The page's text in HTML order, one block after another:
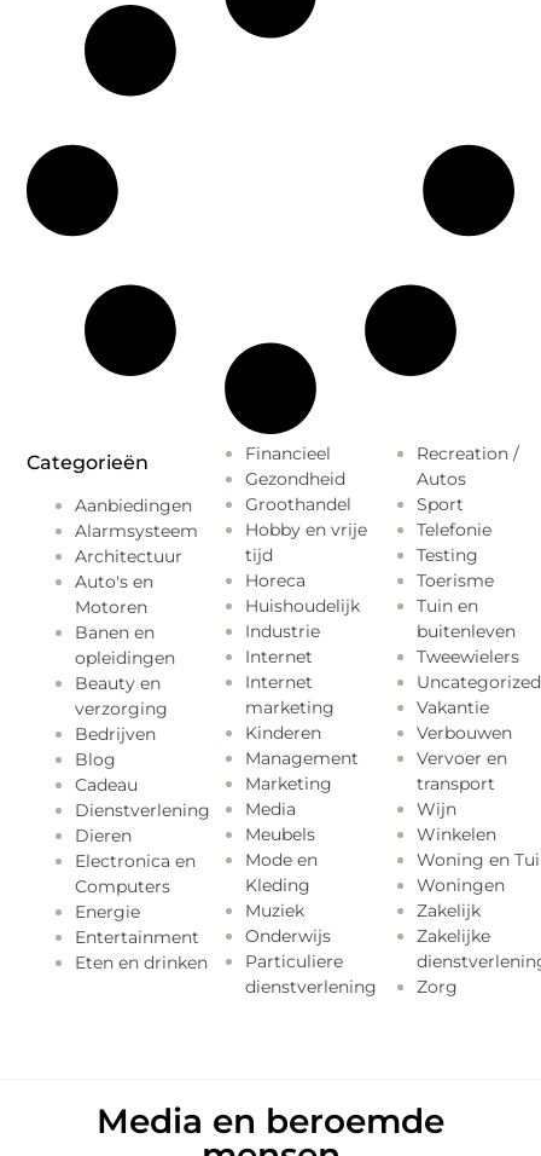
Categorieën
Aanbiedingen
Alarmsysteem
Architectuur
Auto's en
Motoren
Banen en
opleidingen
Beauty en
verzorging
Bedrijven
Blog
Cadeau
Dienstverlening
Dieren
Electronica en
Computers
Energie
Entertainment
Eten en drinken
Financieel
Gezondheid
Groothandel
Hobby en vrije
tijd
Horeca
Huishoudelijk
Industrie
Internet
Internet
marketing
Kinderen
Management
Marketing
Media
Meubels
Mode en
Kleding
Muziek
Onderwijs
Particuliere
dienstverlening
Recreation /
Autos
Sport
Telefonie
Testing
Toerisme
Tuin en
buitenleven
Tweewielers
Uncategorized
Vakantie
Verbouwen
Vervoer en
transport
Wijn
Winkelen
Woning en
Woningen
Zakelijk
Zakelijke
Zorg
Media en beroemde